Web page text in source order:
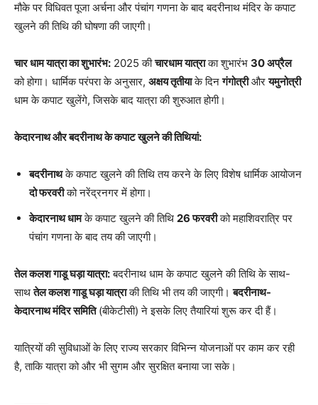
मौके पर विधिवत पूजा अर्चना और पंचांग गणना के बाद बदरीनाथ मंदिर के कपाट
खुलने की तिथि की घोषणा की जाएगी।
चार धाम यात्रा का शुभारंभ: 2025 कीचारधाम यात्राका शुभारंभ 30 अप्रैल
को होगा। धार्मिक परंपरा के अनुसार, अक्षय तृतीयाके दिनगंगोत्रीऔरयमुनोत्री
धाम के कपाट खुलेंगे, जिसके बाद यात्रा की शुरुआत होगी।
केदारनाथ और बदरीनाथ के कपाट खुलने की तिथियां:
बदरीनाथके कपाट खुलने की तिथि तय करने के लिए विशेष धार्मिक आयोजन
दो फरवरीको नरेंद्रनगर में होगा।
केदारनाथ धामके कपाट खुलने की तिथि 26 फरवरीको महाशिवरात्रि पर
पंचांग गणना के बाद तय की जाएगी।
तेल कलश गाडू घड़ा यात्रा:बदरीनाथ धाम के कपाट खुलने की तिथि के साथ-
साथतेल कलश गाडू घड़ा यात्राकी तिथि भी तय की जाएगी।बदरीनाथ-
केदारनाथ मंदिर समिति(बीकेटीसी) ने इसके लिए तैयारियां शुरू कर दी हैं।
यात्रियों की सुविधाओं के लिए राज्य सरकार विभिन्न योजनाओं पर काम कर रही
है, ताकि यात्रा को और भी सुगम और सुरक्षित बनाया जा सके।